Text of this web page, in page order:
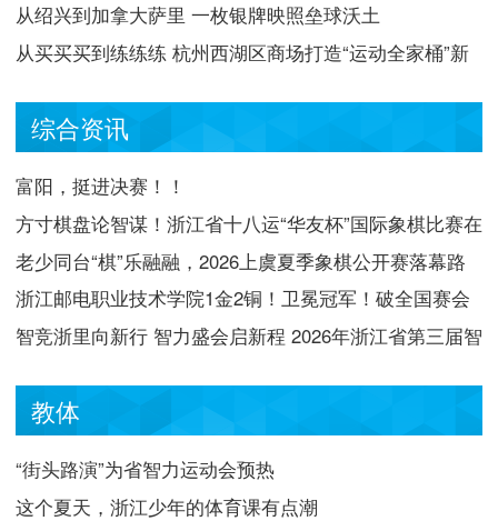
从绍兴到加拿大萨里 一枚银牌映照垒球沃土
从买买买到练练练 杭州西湖区商场打造“运动全家桶”新
综合资讯
富阳，挺进决赛！！
方寸棋盘论智谋！浙江省十八运“华友杯”国际象棋比赛在
开化落幕
老少同台“棋”乐融融，2026上虞夏季象棋公开赛落幕路
东村
浙江邮电职业技术学院1金2铜！卫冕冠军！破全国赛会
记录！
智竞浙里向新行 智力盛会启新程 2026年浙江省第三届智
教体
“街头路演”为省智力运动会预热
这个夏天，浙江少年的体育课有点潮